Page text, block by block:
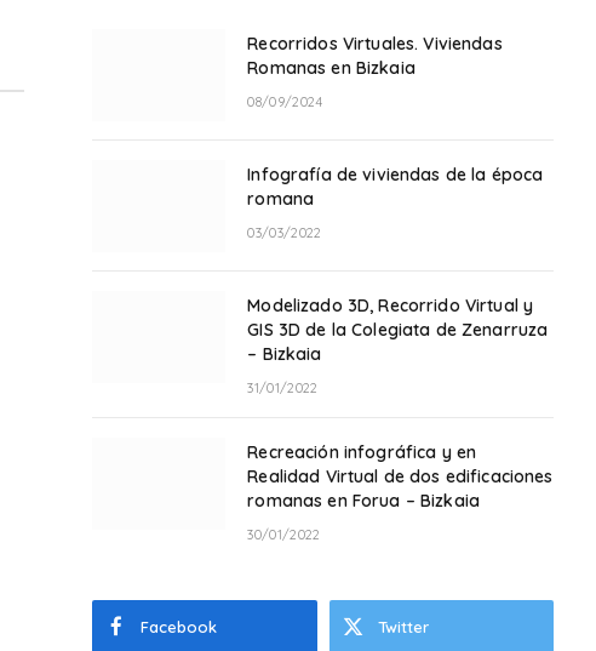
Recorridos Virtuales. Viviendas
Romanas en Bizkaia
08/09/2024
Infografía de viviendas de la época
romana
03/03/2022
Modelizado 3D, Recorrido Virtual y
GIS 3D de la Colegiata de Zenarruza
– Bizkaia
31/01/2022
Recreación infográfica y en
Realidad Virtual de dos edificaciones
romanas en Forua – Bizkaia
30/01/2022
Facebook Twitter